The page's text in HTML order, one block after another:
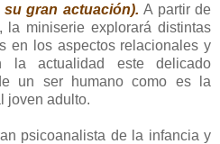
gran actuación). A partir de
la miniserie explorará distintas
en los aspectos relacionales y
la actualidad este delicado
un ser humano como es la
joven adulto.
psicoanalista de la infancia y